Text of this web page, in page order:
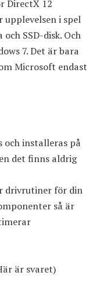
DirectX 12
upplevelsen i spel
SSD-disk. Och
7. Det är bara
Microsoft endast
och installeras på
det finns aldrig
drivrutiner för din
så är
är svaret)